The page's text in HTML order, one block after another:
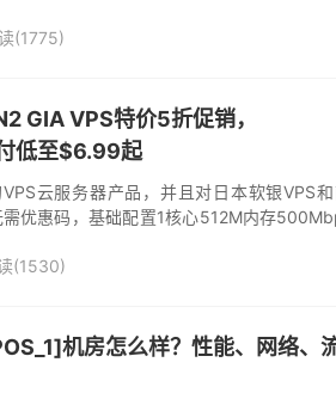
(1775)
GIA VPS特价5折促销，
低至$6.99起
云服务器产品，并且对日本软银VPS
优惠码，基础配置1核心512M内存
(1530)
机房怎么样？性能、网络、